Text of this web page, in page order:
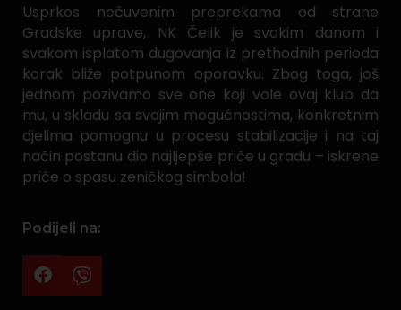
Usprkos nečuvenim preprekama od strane
Gradske uprave, NK Čelik je svakim danom i
svakom isplatom dugovanja iz prethodnih perioda
korak bliže potpunom oporavku. Zbog toga, još
jednom pozivamo sve one koji vole ovaj klub da
mu, u skladu sa svojim mogućnostima, konkretnim
djelima pomognu u procesu stabilizacije i na taj
način postanu dio najljepše priče u gradu – iskrene
priče o spasu zeničkog simbola!
Podijeli na: